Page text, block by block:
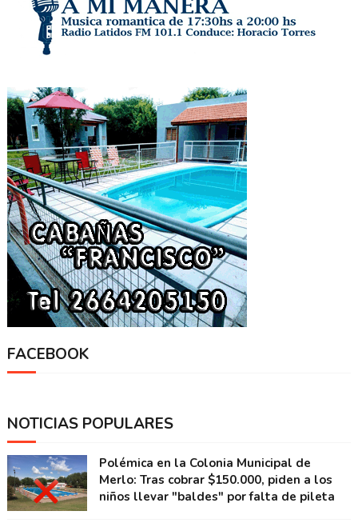
FACEBOOK
NOTICIAS POPULARES
Polémica en la Colonia Municipal de
Merlo: Tras cobrar $150.000, piden a los
niños llevar "baldes" por falta de pileta